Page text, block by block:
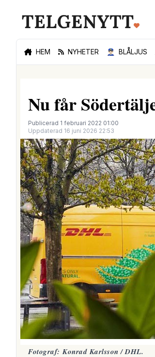
HEM NYHETER 👮🏻‍♂️ BLÅLJUS
Nu får
Publicerad 1 februari 2022 01:00
Uppdaterad 16 juni 2026 22:53
Fotograf: Konrad Karlsson / DHL.